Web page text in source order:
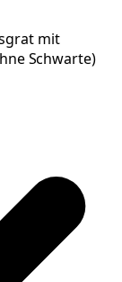
mit
Schwarte)